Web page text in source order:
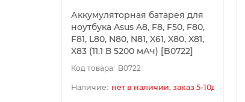
Аккумуляторная батарея для
ноутбука Asus A8, F8, F50, F80,
F81, L80, N80, N81, X61, X80, X81,
X83 (11.1 В 5200 мАч) [B0722]
B0722
нет в наличии, заказ 5-10дн.